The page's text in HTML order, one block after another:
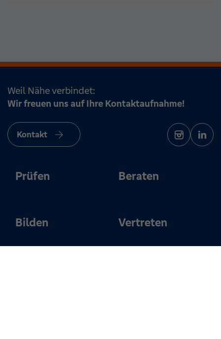
Weil Nähe verbindet:
Wir freuen uns auf Ihre Kontaktaufnahme!
Kontakt
Prüfen Beraten
Bilden Vertreten